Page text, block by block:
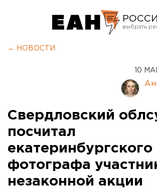
Курган
← НОВОСТИ
10
Свердловский
посчитал
екатеринбургского
фотографа
незаконной акции